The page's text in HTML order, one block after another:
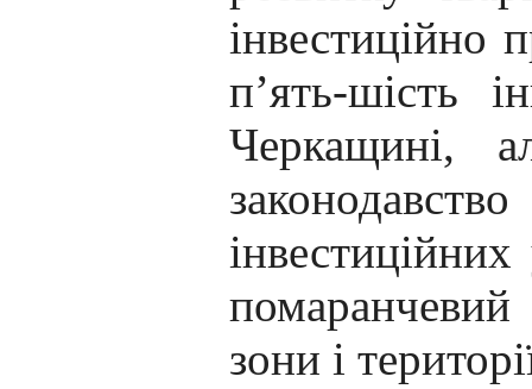
інвестиційно
п’ять-шість
Черкащині,
помаранчевий
зони і